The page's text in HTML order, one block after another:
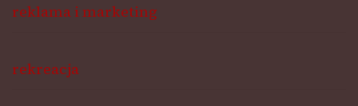
reklama i marketing
rekreacja